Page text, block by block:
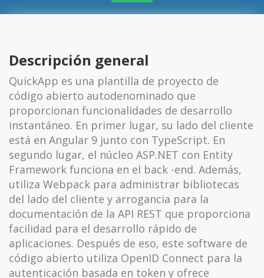
Descripción general
QuickApp es una plantilla de proyecto de
código abierto autodenominado que
proporcionan funcionalidades de desarrollo
instantáneo. En primer lugar, su lado del cliente
está en Angular 9 junto con TypeScript. En
segundo lugar, el núcleo ASP.NET con Entity
Framework funciona en el back -end. Además,
utiliza Webpack para administrar bibliotecas
del lado del cliente y arrogancia para la
documentación de la API REST que proporciona
facilidad para el desarrollo rápido de
aplicaciones. Después de eso, este software de
código abierto utiliza OpenID Connect para la
autenticación basada en token y ofrece